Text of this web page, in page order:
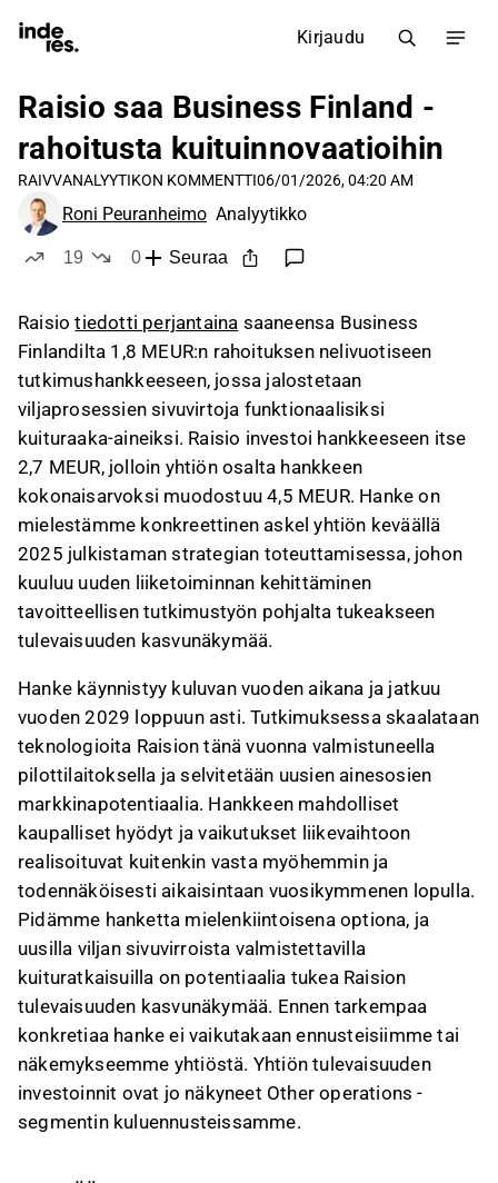
Kirjaudu
Raisio saa Business Finland -
rahoitusta kuituinnovaatioihin
RAIVVANALYYTIKON KOMMENTTI06/01/2026, 04:20 AM
Roni Peuranheimo Analyytikko
19
0
Seuraa
Raisiotiedotti perjantaina saaneensa Business
Finlandilta 1,8 MEUR:n rahoituksen nelivuotiseen
tutkimushankkeeseen, jossa jalostetaan
viljaprosessien sivuvirtoja funktionaalisiksi
kuituraaka-aineiksi. Raisio investoi hankkeeseen itse
2,7 MEUR, jolloin yhtiön osalta hankkeen
kokonaisarvoksi muodostuu 4,5 MEUR. Hanke on
mielestämme konkreettinen askel yhtiön keväällä
2025 julkistaman strategian toteuttamisessa, johon
kuuluu uuden liiketoiminnan kehittäminen
tavoitteellisen tutkimustyön pohjalta tukeakseen
tulevaisuuden kasvunäkymää.
Hanke käynnistyy kuluvan vuoden aikana ja jatkuu
vuoden 2029 loppuun asti. Tutkimuksessa skaalataan
teknologioita Raision tänä vuonna valmistuneella
pilottilaitoksella ja selvitetään uusien ainesosien
markkinapotentiaalia. Hankkeen mahdolliset
kaupalliset hyödyt ja vaikutukset liikevaihtoon
realisoituvat kuitenkin vasta myöhemmin ja
todennäköisesti aikaisintaan vuosikymmenen lopulla.
Pidämme hanketta mielenkiintoisena optiona, ja
uusilla viljan sivuvirroista valmistettavilla
kuituratkaisuilla on potentiaalia tukea Raision
tulevaisuuden kasvunäkymää. Ennen tarkempaa
konkretiaa hanke ei vaikutakaan ennusteisiimme tai
näkemykseemme yhtiöstä. Yhtiön tulevaisuuden
investoinnit ovat jo näkyneet Other operations -
segmentin kuluennusteissamme.